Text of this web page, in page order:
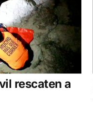
rescaten a